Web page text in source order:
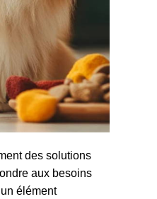
des solutions
aux besoins
élément